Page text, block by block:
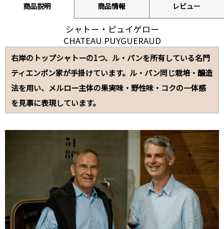
商品説明 商品情報 レビュー
シャトー・ピュイゲロー
CHATEAU PUYGUERAUD
右岸のトップシャトーの1つ、ル・パンを所有している名門
ティエンポン家が手掛けています。ル・パン同じ栽培・醸造
法を用い、メルロー主体の果実味・野性味・コクの一体感
を見事に表現しています。